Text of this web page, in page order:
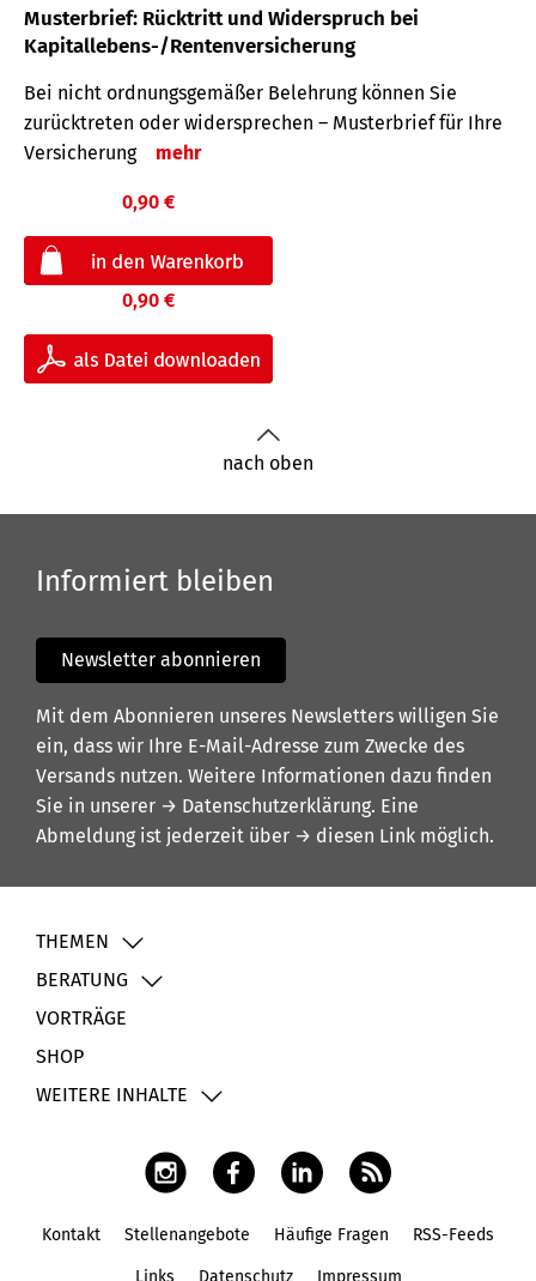
Musterbrief: Rücktritt und Widerspruch bei
Kapitallebens-/Rentenversicherung
Bei nicht ordnungsgemäßer Belehrung können Sie
zurücktreten oder widersprechen – Musterbrief für Ihre
Versicherung
mehr
0,90 €
0,90 €
nach oben
Informiert bleiben
Newsletter abonnieren
Mit dem Abonnieren unseres Newsletters willigen Sie
ein, dass wir Ihre E-Mail-Adresse zum Zwecke des
Versands nutzen. Weitere Informationen dazu finden
Sie in unserer → Datenschutzerklärung. Eine
Abmeldung ist jederzeit über → diesen Link möglich.
THEMEN
BERATUNG
VORTRÄGE
SHOP
WEITERE INHALTE
Kontakt Stellenangebote Häufige Fragen RSS-Feeds